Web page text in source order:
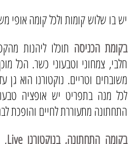
יש בו שלוש קומות ולכל קומה אופי
בקומת הכניסה תוכלו ליהנות
חלבי, צמחוני וטבעוני כשר. הכל
משובחים וטריים. נוקטורנו הוא גן
לכל מנה בתפריט יש אופציה
התחתונה מתעוררת לחיים והופכת
בקומה התחתונה, בנוקטורנו Live
,